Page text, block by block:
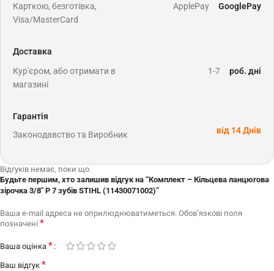
Карткою, безготівка,
Visa/MasterCard
ApplePay GooglePay
Доставка
Кур'єром, або отримати в
магазині
1-7 роб. дні
Гарантія
Законодавство та Виробник
від 14 Днів
Відгуків немає, поки що.
Будьте першим, хто залишив відгук на “Комплект – Кільцева ланцюгова
зірочка 3/8″ Р 7 зубів STIHL (11430071002)”
Ваша e-mail адреса не оприлюднюватиметься. Обов’язкові поля
позначені *
Ваша оцінка *
Ваш відгук *